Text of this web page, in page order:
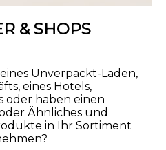
& SHOPS
Unverpackt-Laden,
eines Hotels,
oder haben einen
Ähnliches und
in Ihr Sortiment
Monochrom